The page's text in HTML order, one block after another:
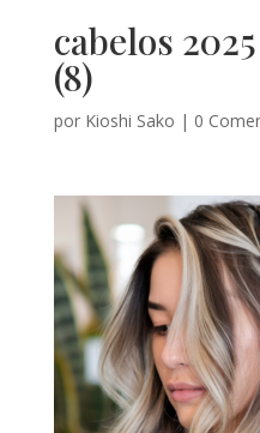
cabelos
(8)
por Kioshi Sako | 0